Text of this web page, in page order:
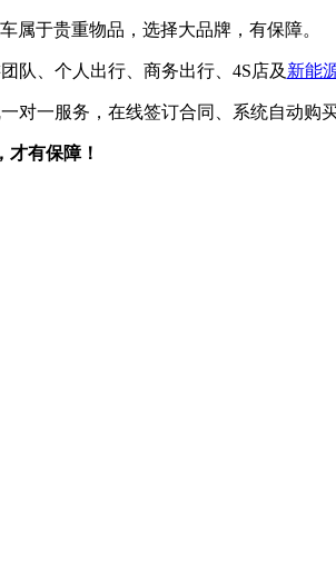
属于贵重物品，选择大品牌，有保障。
队、个人出行、商务出行、4S店及 新能
对一服务，在线签订合同、系统自动购
才有保障！